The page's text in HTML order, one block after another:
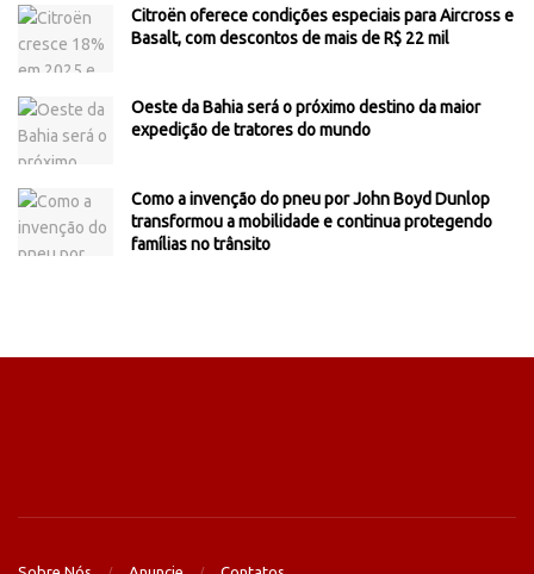
Citroën oferece condições especiais para Aircross e
Basalt, com descontos de mais de R$ 22 mil
Oeste da Bahia será o próximo destino da maior
expedição de tratores do mundo
Como a invenção do pneu por John Boyd Dunlop
transformou a mobilidade e continua protegendo
famílias no trânsito